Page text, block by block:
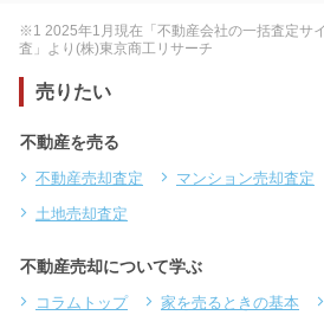
※1 2025年1月現在「不動産会社の一括査定サ
査」より(株)東京商工リサーチ
売りたい
不動産を売る
不動産売却査定 マンション売却査定
土地売却査定
不動産売却について学ぶ
コラムトップ 家を売るときの基本